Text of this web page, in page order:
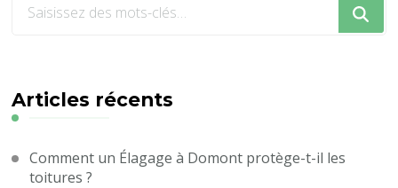
recherchiez
?
Articles récents
Comment un Élagage à Domont protège-t-il les
toitures ?